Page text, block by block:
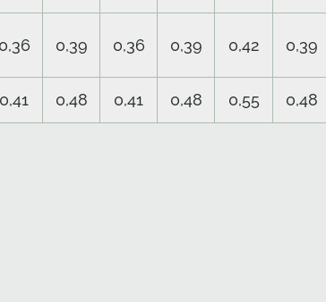
0,36 0,39 0,36 0,39 0,42 0,39
0,41 0,48 0,41 0,48 0,55 0,48